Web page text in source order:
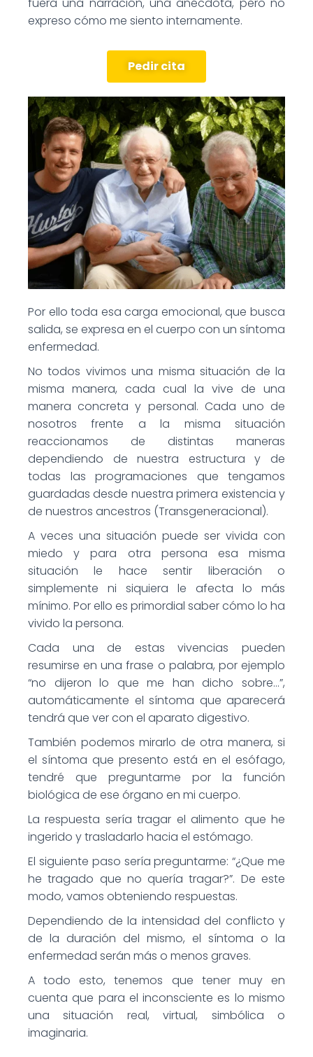
expreso cómo me siento internamente.
Pedir cita
Por ello toda esa carga emocional, que busca
salida, se expresa en el cuerpo con un síntoma
enfermedad.
No todos vivimos una misma situación de la
misma manera, cada cual la vive de una
manera concreta y personal. Cada uno de
nosotros frente a la misma situación
reaccionamos de distintas maneras
dependiendo de nuestra estructura y de
todas las programaciones que tengamos
guardadas desde nuestra primera existencia y
de nuestros ancestros (Transgeneracional).
A veces una situación puede ser vivida con
miedo y para otra persona esa misma
situación le hace sentir liberación o
simplemente ni siquiera le afecta lo más
mínimo. Por ello es primordial saber cómo lo ha
vivido la persona.
Cada una de estas vivencias pueden
resumirse en una frase o palabra, por ejemplo
“no dijeron lo que me han dicho sobre…”,
automáticamente el síntoma que aparecerá
tendrá que ver con el aparato digestivo.
También podemos mirarlo de otra manera, si
el síntoma que presento está en el esófago,
tendré que preguntarme por la función
biológica de ese órgano en mi cuerpo.
La respuesta sería tragar el alimento que he
ingerido y trasladarlo hacia el estómago.
El siguiente paso sería preguntarme: “¿Que me
he tragado que no quería tragar?”. De este
modo, vamos obteniendo respuestas.
Dependiendo de la intensidad del conflicto y
de la duración del mismo, el síntoma o la
enfermedad serán más o menos graves.
A todo esto, tenemos que tener muy en
cuenta que para el inconsciente es lo mismo
una situación real, virtual, simbólica o
imaginaria.